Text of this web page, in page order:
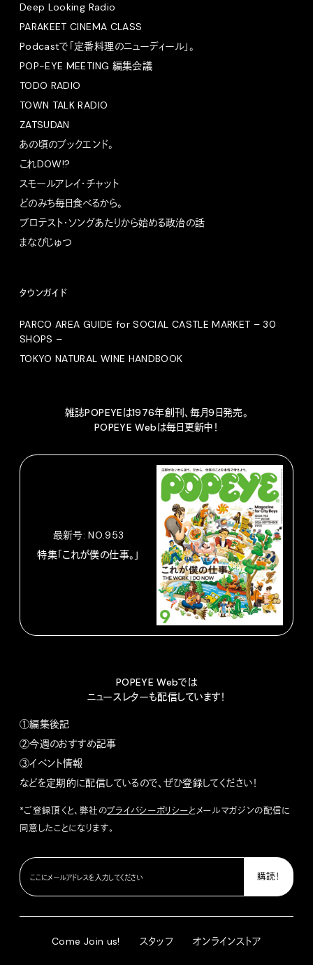
Deep Looking Radio
PARAKEET CINEMA CLASS
Podcastで「定番料理のニューディール」。
POP-EYE MEETING 編集会議
TODO RADIO
TOWN TALK RADIO
ZATSUDAN
あの頃のブックエンド。
これDOW!?
スモールアレイ・チャット
どのみち毎日食べるから。
プロテスト・ソングあたりから始める政治の話
まなびじゅつ
タウンガイド
PARCO AREA GUIDE for SOCIAL CASTLE MARKET – 30
SHOPS –
TOKYO NATURAL WINE HANDBOOK
雑誌POPEYEは1976年創刊、毎月9日発売。
POPEYE Webは毎日更新中！
最新号: NO.953
特集「これが僕の仕事。」
POPEYE Webでは
ニュースレターも配信しています！
①編集後記
②今週のおすすめ記事
③イベント情報
などを定期的に配信しているので、ぜひ登録してください！
*ご登録頂くと、弊社のプライバシーポリシーとメールマガジンの配信に
同意したことになります。
Come Join us! スタッフ オンラインストア